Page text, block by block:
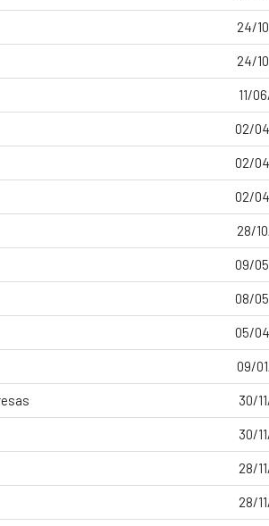
24/
24/
11/
02/
02/
02/
28/
09/
08/
05/
09/
30/
30/
28/
28/